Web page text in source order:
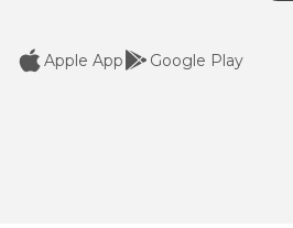
Apple App Google Play